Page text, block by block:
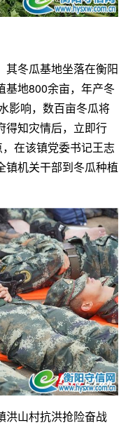
其冬瓜基地坐落在衡阳
基地800余亩，年产冬
影响，数百亩冬瓜将
得知灾情后，立即行
在该镇党委书记王志
镇机关干部到冬瓜种植
洪山村抗洪抢险奋战